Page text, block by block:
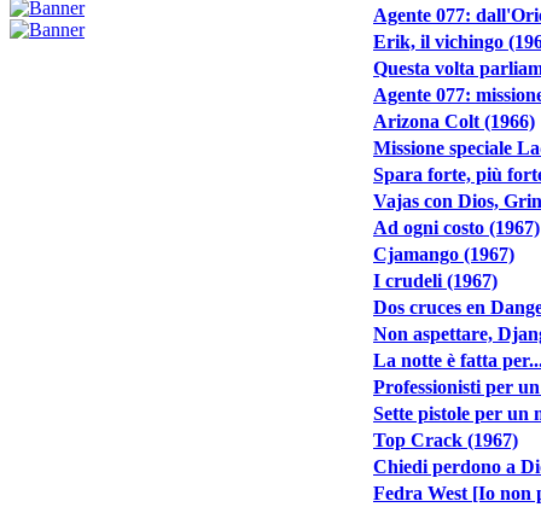
Agente 077:
Erik, il vichingo
Questa volta
Agente 077:
Arizona Colt (1966)
Missione speciale
Spara forte, più
Vajas con Dios,
Ad ogni costo (1967)
Cjamango (1967)
I crudeli (1967)
Dos cruces en
Non aspettare,
La notte è fatta
Professionisti per
Sette pistole per un
Top Crack (1967)
Chiedi perdono a
Fedra West [Io non